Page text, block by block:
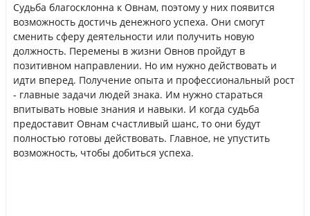
Судьба благосклонна к Овнам, поэтому у них появится
возможность достичь денежного успеха. Они смогут
сменить сферу деятельности или получить новую
должность. Перемены в жизни Овнов пройдут в
позитивном направлении. Но им нужно действовать и
идти вперед. Получение опыта и профессиональный рост
- главные задачи людей знака. Им нужно стараться
впитывать новые знания и навыки. И когда судьба
предоставит Овнам счастливый шанс, то они будут
полностью готовы действовать. Главное, не упустить
возможность, чтобы добиться успеха.